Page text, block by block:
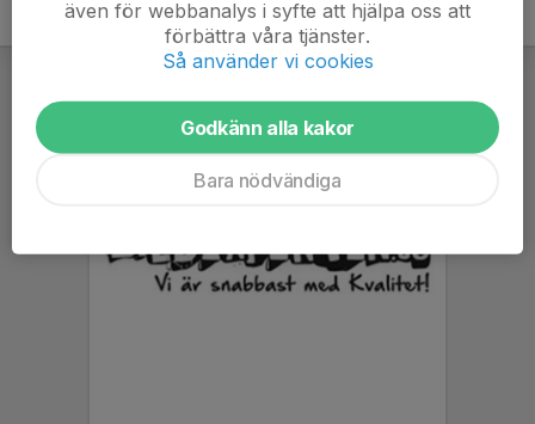
även för webbanalys i syfte att hjälpa oss att
förbättra våra tjänster.
Så använder vi cookies
Godkänn alla kakor
Bara nödvändiga